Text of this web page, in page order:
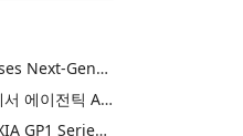
Silicon Motion Showcases Next-Generation Storage Solutions for Agentic AI Applications at FMS 2026
실리콘모션, FMS 2026에서 에이전틱 AI에 활용하기 위한 차세대 스토리지 솔루션 공개
Kioxia Announces KIOXIA GP1 Series Super High IOPS SSDs for AI Applications